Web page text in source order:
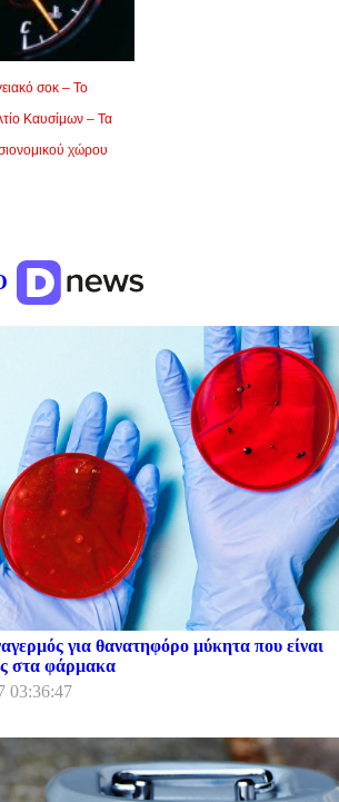
σοκ – Το
Καυσίμων – Τα
χώρου
για θανατηφόρο μύκητα που είναι
στα φάρμακα
03:36:47